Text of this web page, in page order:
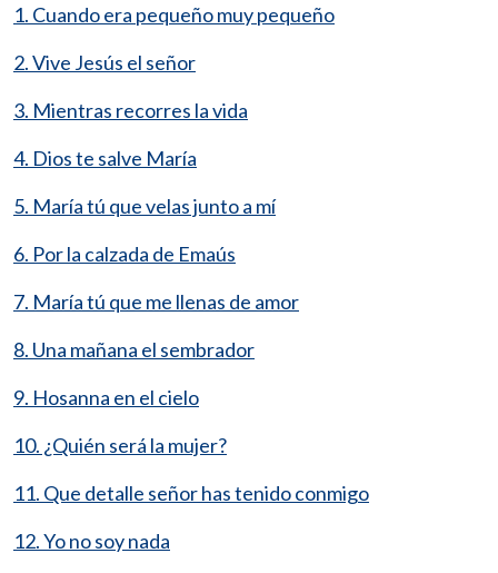
1. Cuando era pequeño muy pequeño
2. Vive Jesús el señor
3. Mientras recorres la vida
4. Dios te salve María
5. María tú que velas junto a mí
6. Por la calzada de Emaús
7. María tú que me llenas de amor
8. Una mañana el sembrador
9. Hosanna en el cielo
10. ¿Quién será la mujer?
11. Que detalle señor has tenido conmigo
12. Yo no soy nada